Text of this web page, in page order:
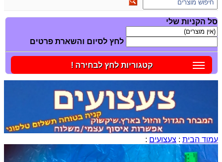
סל הקניות שלי
לחץ לסיום והשארת פרטים
קטגוריות לחץ לבחירה !
עמוד הבית : צעצועים :